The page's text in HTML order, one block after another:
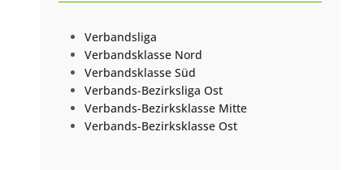
Verbandsliga
Verbandsklasse Nord
Verbandsklasse Süd
Verbands-Bezirksliga Ost
Verbands-Bezirksklasse Mitte
Verbands-Bezirksklasse Ost